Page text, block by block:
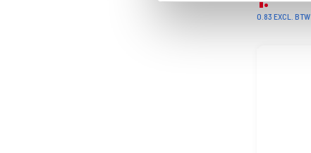
0.83 EXCL. BTW